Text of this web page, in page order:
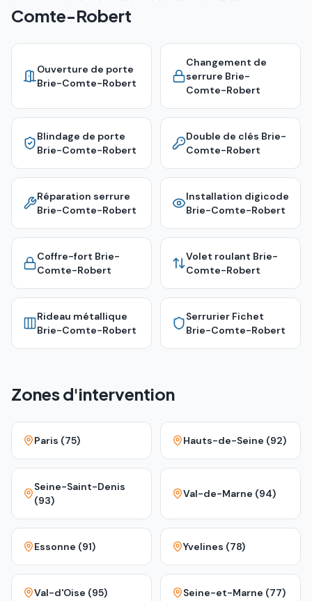
Comte-Robert
Ouverture de porte
Brie-Comte-Robert
Changement de
serrure Brie-
Comte-Robert
Blindage de porte
Brie-Comte-Robert
Double de clés Brie-
Comte-Robert
Réparation serrure
Brie-Comte-Robert
Installation digicode
Brie-Comte-Robert
Coffre-fort Brie-
Comte-Robert
Volet roulant Brie-
Comte-Robert
Rideau métallique
Brie-Comte-Robert
Serrurier Fichet
Brie-Comte-Robert
Zones d'intervention
Paris (75) Hauts-de-Seine (92)
Seine-Saint-Denis
(93)
Val-de-Marne (94)
Essonne (91) Yvelines (78)
Val-d'Oise (95) Seine-et-Marne (77)